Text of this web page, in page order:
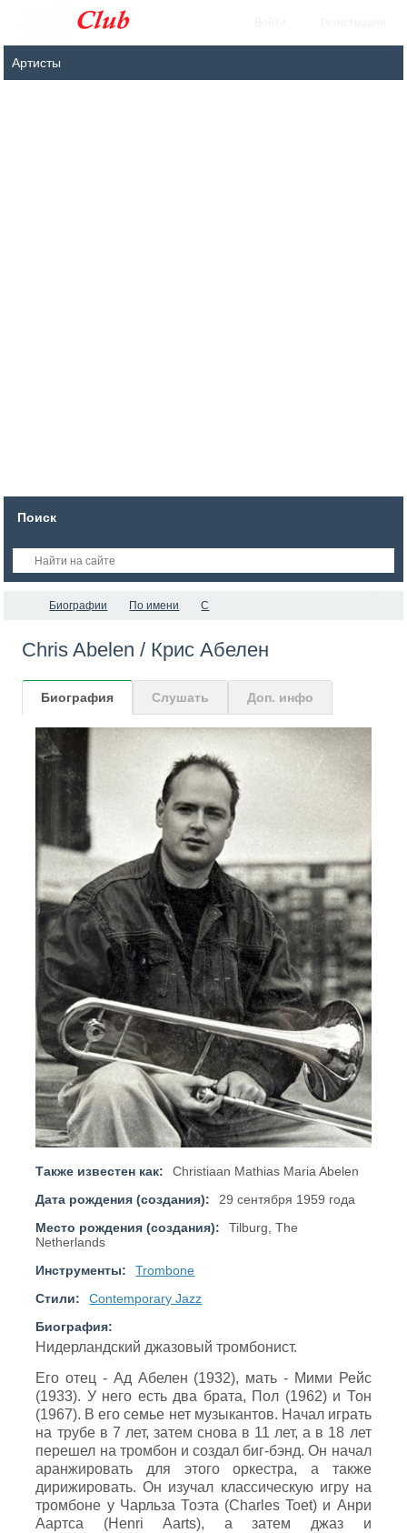
Поиск
Биографии По имени C
Chris Abelen / Крис Абелен
Биография Слушать Доп. инфо
Также известен как:
Christiaan Mathias Maria Abelen
Дата рождения (создания):
29 сентября 1959 года
Место рождения (создания):
Tilburg, The
Netherlands
Инструменты:
Trombone
Стили:
Contemporary Jazz
Биография:
Нидерландский джазовый тромбонист.
Его отец - Ад Абелен (1932), мать - Мими Рейс
(1933). У него есть два брата, Пол (1962) и Тон
(1967). В его семье нет музыкантов. Начал играть
на трубе в 7 лет, затем снова в 11 лет, а в 18 лет
перешел на тромбон и создал биг-бэнд. Он начал
аранжировать для этого оркестра, а также
дирижировать. Он изучал классическую игру на
тромбоне у Чарльза Тоэта (Charles Toet) и Анри
Аартса (Henri Aarts), а затем джаз и